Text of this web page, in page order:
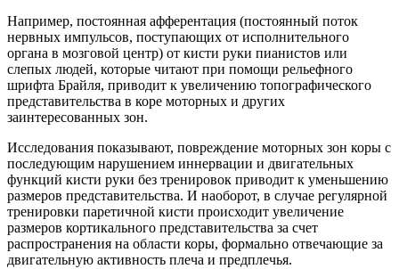
Например, постоянная афферентация (постоянный поток
нервных импульсов, поступающих от исполнительного
органа в мозговой центр) от кисти руки пианистов или
слепых людей, которые читают при помощи рельефного
шрифта Брайля, приводит к увеличению топографического
представительства в коре моторных и других
заинтересованных зон.
Исследования показывают, повреждение моторных зон коры с
последующим нарушением иннервации и двигательных
функций кисти руки без тренировок приводит к уменьшению
размеров представительства. И наоборот, в случае регулярной
тренировки паретичной кисти происходит увеличение
размеров кортикального представительства за счет
распространения на области коры, формально отвечающие за
двигательную активность плеча и предплечья.